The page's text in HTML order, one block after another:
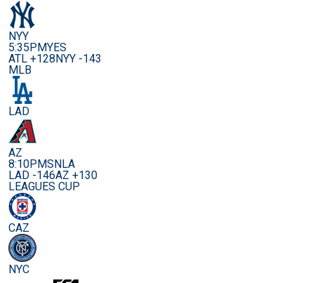
NYY
5:35PMYES
ATL +128NYY -143
MLB
LAD
AZ
8:10PMSNLA
LAD -146AZ +130
LEAGUES CUP
CAZ
NYC